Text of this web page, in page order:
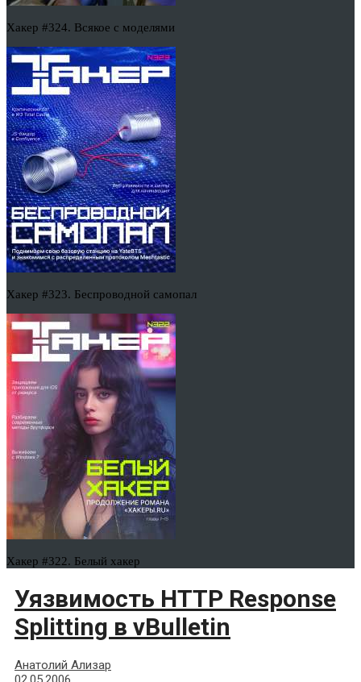
Хакер #324. Всякое с моделями
Хакер #323. Беспроводной самопал
Хакер #322. Белый хакер
Уязвимость HTTP Response
Splitting в vBulletin
Анатолий Ализар